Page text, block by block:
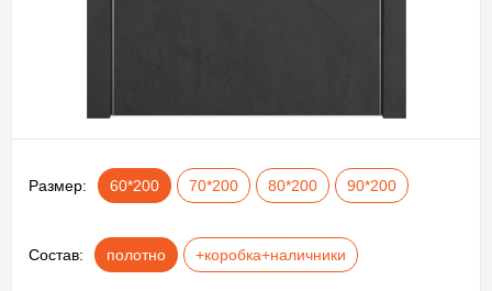
Размер: 60*200 70*200 80*200 90*200
Состав: полотно +коробка+наличники